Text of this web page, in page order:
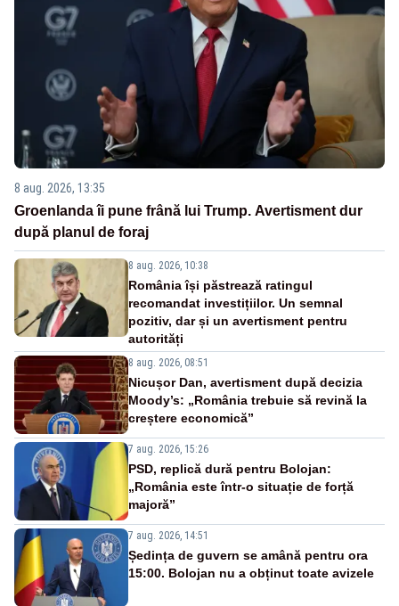
8 aug. 2026, 13:35
Groenlanda îi pune frână lui Trump. Avertisment dur
după planul de foraj
8 aug. 2026, 10:38
România își păstrează ratingul
recomandat investițiilor. Un semnal
pozitiv, dar și un avertisment pentru
autorități
8 aug. 2026, 08:51
Nicușor Dan, avertisment după decizia
Moody’s: „România trebuie să revină la
creștere economică”
7 aug. 2026, 15:26
PSD, replică dură pentru Bolojan:
„România este într-o situație de forță
majoră”
7 aug. 2026, 14:51
Ședința de guvern se amână pentru ora
15:00. Bolojan nu a obținut toate avizele